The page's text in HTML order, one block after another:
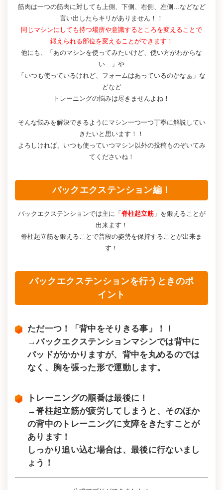
筋肉は一つの筋肉に対しても上側、下側、右側、左側…などなど
言い出したらキリがありません！！
同じマシンにしても持つ場所や意識するところを変えることで
鍛えられる部位を変えることができます！
他にも、「あのマシンを使ってみたいけど、使い方がわからな
い…」や
「いつも使っているけれど、フォームはあっているのかなぁ」な
どなど
トレーニングの悩みは尽きませんよね！
そんな悩みを解決できるようにマシン一つ一つ丁寧に解説してい
きたいと思います！！
よろしければ、いつも使っていつマシン以外の投稿ものぞいてみ
てくださいね！
バックエクステンション編！
バックエクステンションでは主に「脊柱起立筋」を鍛えることが
出来ます！
脊柱起立筋を鍛えることで普段の姿勢を保持することが出来ま
す！
バックエクステンションを行うときのポ
イント
ただ一つ！「背中をそりきる事」！！
→バックエクステンションマシンでは背中に
パッドがかかりますが、背中を丸めるのでは
なく、胸を張った形で運動します。
トレーニングの順番は最後に！
→脊柱起立筋が疲労してしまうと、そのほか
の背中のトレーニングに支障をきたすことが
あります！
しっかり追い込む場合は、最後に行ないまし
ょう！